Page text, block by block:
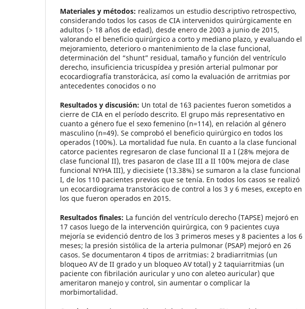
Materiales y métodos: realizamos un estudio descriptivo retrospectivo,
considerando todos los casos de CIA intervenidos quirúrgicamente en
adultos (> 18 años de edad), desde enero de 2003 a junio de 2015,
valorando el beneficio quirúrgico a corto y mediano plazo, y evaluando el
mejoramiento, deterioro o mantenimiento de la clase funcional,
determinación del “shunt” residual, tamaño y función del ventrículo
derecho, insuficiencia tricuspídea y presión arterial pulmonar por
ecocardiografía transtorácica, así como la evaluación de arritmias por
antecedentes conocidos o no
Resultados y discusión: Un total de 163 pacientes fueron sometidos a
cierre de CIA en el período descrito. El grupo más representativo en
cuanto a género fue el sexo femenino (n=114), en relación al género
masculino (n=49). Se comprobó el beneficio quirúrgico en todos los
operados (100%). La mortalidad fue nula. En cuanto a la clase funcional
catorce pacientes regresaron de clase funcional II a I (28% mejora de
clase funcional II), tres pasaron de clase III a II 100% mejora de clase
funcional NYHA III), y diecisiete (13.38%) se sumaron a la clase funcional
I, de los 110 pacientes previos que se tenía. En todos los casos se realizó
un ecocardiograma transtorácico de control a los 3 y 6 meses, excepto en
los que fueron operados en 2015.
Resultados finales: La función del ventrículo derecho (TAPSE) mejoró en
17 casos luego de la intervención quirúrgica, con 9 pacientes cuya
mejoría se evidenció dentro de los 3 primeros meses y 8 pacientes a los 6
meses; la presión sistólica de la arteria pulmonar (PSAP) mejoró en 26
casos. Se documentaron 4 tipos de arritmias: 2 bradiarritmias (un
bloqueo AV de II grado y un bloqueo AV total) y 2 taquiarritmias (un
paciente con fibrilación auricular y uno con aleteo auricular) que
ameritaron manejo y control, sin aumentar o complicar la
morbimortalidad.